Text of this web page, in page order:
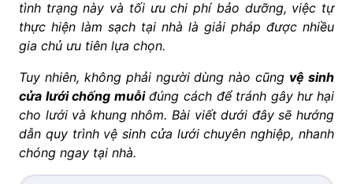
tình trạng này và tối ưu chi phí bảo dưỡng, việc tự
thực hiện làm sạch tại nhà là giải pháp được nhiều
gia chủ ưu tiên lựa chọn.
Tuy nhiên, không phải người dùng nào cũng vệ sinh
cửa lưới chống muỗiđúng cách để tránh gây hư hại
cho lưới và khung nhôm. Bài viết dưới đây sẽ hướng
dẫn quy trình vệ sinh cửa lưới chuyên nghiệp, nhanh
chóng ngay tại nhà.